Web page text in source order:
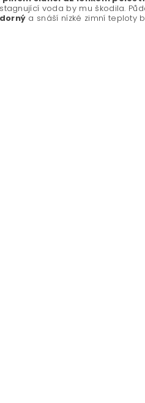
voda by mu škodila.
a snáší nízké zimní teploty